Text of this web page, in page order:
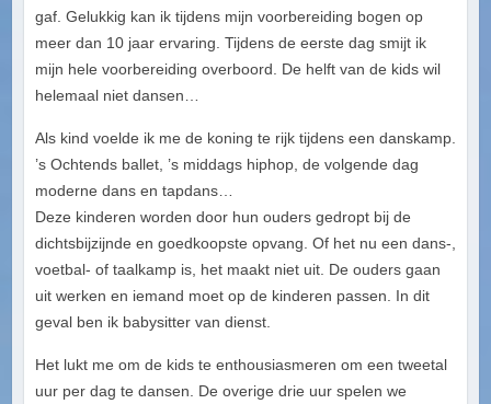
gaf. Gelukkig kan ik tijdens mijn voorbereiding bogen op
meer dan 10 jaar ervaring. Tijdens de eerste dag smijt ik
mijn hele voorbereiding overboord. De helft van de kids wil
helemaal niet dansen…
Als kind voelde ik me de koning te rijk tijdens een danskamp.
’s Ochtends ballet, ’s middags hiphop, de volgende dag
moderne dans en tapdans…
Deze kinderen worden door hun ouders gedropt bij de
dichtsbijzijnde en goedkoopste opvang. Of het nu een dans-,
voetbal- of taalkamp is, het maakt niet uit. De ouders gaan
uit werken en iemand moet op de kinderen passen. In dit
geval ben ik babysitter van dienst.
Het lukt me om de kids te enthousiasmeren om een tweetal
uur per dag te dansen. De overige drie uur spelen we